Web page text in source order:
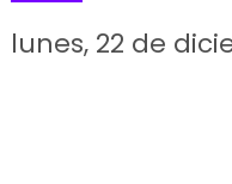
lunes, 22 de